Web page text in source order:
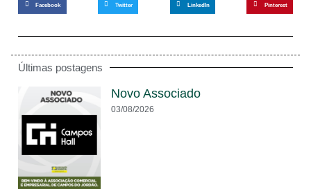
Facebook Twitter LinkedIn Pinterest
Últimas postagens
Novo Associado
03/08/2026